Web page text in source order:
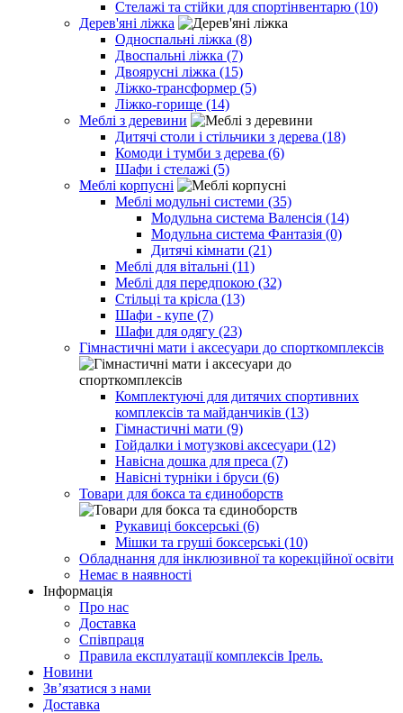
Стелажі та стійки для спортінвентарю (10)
Дерев'яні ліжка
Односпальні ліжка (8)
Двоспальні ліжка (7)
Двоярусні ліжка (15)
Ліжко-трансформер (5)
Ліжко-горище (14)
Меблі з деревини
Дитячі столи і стільчики з дерева (18)
Комоди і тумби з дерева (6)
Шафи і стелажі (5)
Меблі корпусні
Меблі модульні системи (35)
Модульна система Валенсія (14)
Модульна система Фантазія (0)
Дитячі кімнати (21)
Меблі для вітальні (11)
Меблі для передпокою (32)
Стільці та крісла (13)
Шафи - купе (7)
Шафи для одягу (23)
Гімнастичні мати і аксесуари до спорткомплексів
Комплектуючі для дитячих спортивних
комплексів та майданчиків (13)
Гімнастичні мати (9)
Гойдалки і мотузкові аксесуари (12)
Навісна дошка для преса (7)
Навісні турніки і бруси (6)
Товари для бокса та єдиноборств
Рукавиці боксерські (6)
Мішки та груші боксерські (10)
Обладнання для інклюзивної та корекційної освіти
Немає в наявності
Інформація
Про нас
Доставка
Співпраця
Правила експлуатації комплексів Ірель.
Новини
Зв’язатися з нами
Доставка